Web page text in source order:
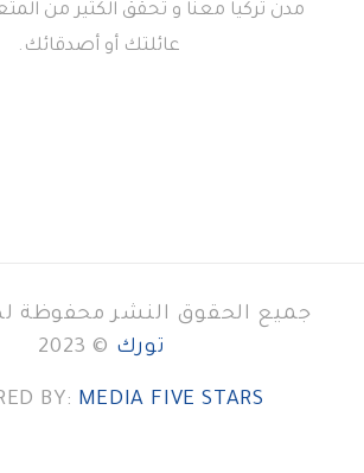
مدن تركيا معنا و تحقق الكثير من
عائلتك أو أصدقائك.
جميع الحقوق النشر محفوظة
تورك © 2023
BY: MEDIA FIVE STARS